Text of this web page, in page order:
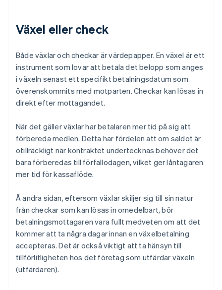
Växel eller check
Både växlar och checkar är värdepapper. En växel är ett
instrument som lovar att betala det belopp som anges
i växeln senast ett specifikt betalningsdatum som
överenskommits med motparten. Checkar kan lösas in
direkt efter mottagandet.
När det gäller växlar har betalaren mer tid på sig att
förbereda medlen. Detta har fördelen att om saldot är
otillräckligt när kontraktet undertecknas behöver det
bara förberedas till förfallodagen, vilket ger låntagaren
mer tid för kassaflöde.
Å andra sidan, eftersom växlar skiljer sig till sin natur
från checkar som kan lösas in omedelbart, bör
betalningsmottagaren vara fullt medveten om att det
kommer att ta några dagar innan en växelbetalning
accepteras. Det är också viktigt att ta hänsyn till
tillförlitligheten hos det företag som utfärdar växeln
(utfärdaren).